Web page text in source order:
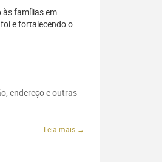
às famílias em
e fortalecendo o
endereço e outras
Leia mais →